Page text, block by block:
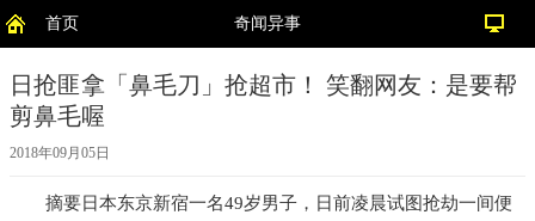
首页 奇闻异事
日抢匪拿「鼻毛刀」抢超市！ 笑翻网友：是要帮
剪鼻毛喔
2018年09月05日
摘要日本东京新宿一名49岁男子，日前凌晨试图抢劫一间便